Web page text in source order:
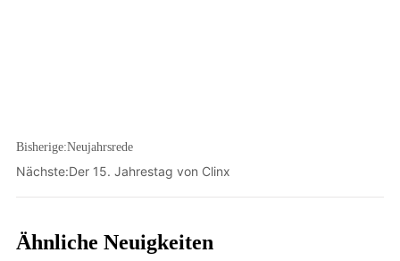
Bisherige:Neujahrsrede
Nächste:Der 15. Jahrestag von Clinx
Ähnliche Neuigkeiten